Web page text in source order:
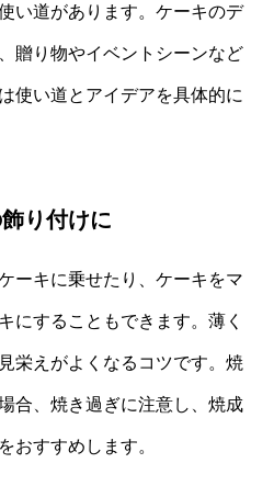
い道があります。ケーキのデ
贈り物やイベントシーンなど
使い道とアイデアを具体的に
り付けに
ーキに乗せたり、ケーキをマ
にすることもできます。薄く
栄えがよくなるコツです。焼
合、焼き過ぎに注意し、焼成
おすすめします。